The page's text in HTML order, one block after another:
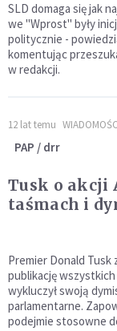
SLD domaga się jak
we "Wprost" były
politycznie -
komentując
w redakcji.
12 lat temu
PAP / drr
Tusk o akcji
taśmach i
Premier Donald
publikację
wykluczył swoją
parlamentarne.
podejmie stosowne